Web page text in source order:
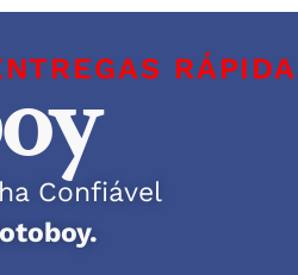
Confiável